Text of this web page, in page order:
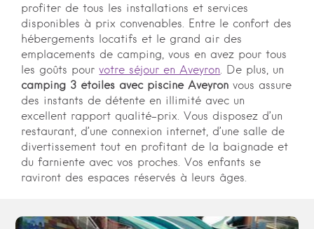
profiter de tous les installations et services
disponibles à prix convenables. Entre le confort des
hébergements locatifs et le grand air des
emplacements de camping, vous en avez pour tous
les goûts pourvotre séjour en Aveyron. De plus, un
camping 3 étoiles avec piscine Aveyronvous assure
des instants de détente en illimité avec un
excellent rapport qualité-prix. Vous disposez d’un
restaurant, d’une connexion internet, d’une salle de
divertissement tout en profitant de la baignade et
du farniente avec vos proches. Vos enfants se
raviront des espaces réservés à leurs âges.